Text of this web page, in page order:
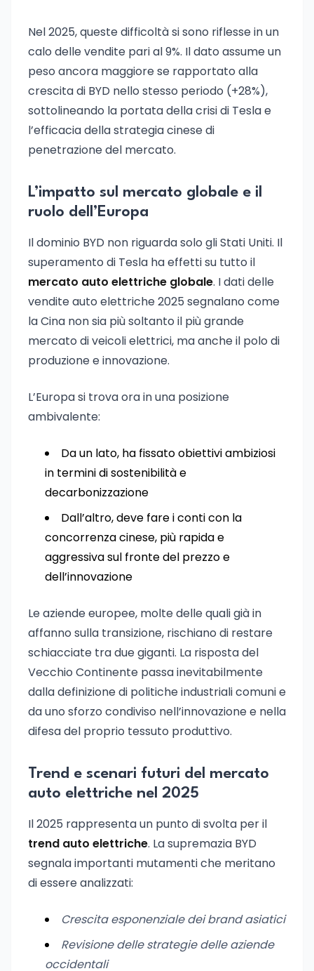
Nel 2025, queste difficoltà si sono riflesse in un
calo delle vendite pari al 9%. Il dato assume un
peso ancora maggiore se rapportato alla
crescita di BYD nello stesso periodo (+28%),
sottolineando la portata della crisi di Tesla e
l’efficacia della strategia cinese di
penetrazione del mercato.
L’impatto sul mercato globale e il
ruolo dell’Europa
Il dominio BYD non riguarda solo gli Stati Uniti. Il
superamento di Tesla ha effetti su tutto il
mercato auto elettriche globale. I dati delle
vendite auto elettriche 2025 segnalano come
la Cina non sia più soltanto il più grande
mercato di veicoli elettrici, ma anche il polo di
produzione e innovazione.
L’Europa si trova ora in una posizione
ambivalente:
Da un lato, ha fissato obiettivi ambiziosi
in termini di sostenibilità e
decarbonizzazione
Dall’altro, deve fare i conti con la
concorrenza cinese, più rapida e
aggressiva sul fronte del prezzo e
dell’innovazione
Le aziende europee, molte delle quali già in
affanno sulla transizione, rischiano di restare
schiacciate tra due giganti. La risposta del
Vecchio Continente passa inevitabilmente
dalla definizione di politiche industriali comuni e
da uno sforzo condiviso nell’innovazione e nella
difesa del proprio tessuto produttivo.
Trend e scenari futuri del mercato
auto elettriche nel 2025
Il 2025 rappresenta un punto di svolta per il
trend auto elettriche. La supremazia BYD
segnala importanti mutamenti che meritano
di essere analizzati:
Crescita esponenziale dei brand asiatici
Revisione delle strategie delle aziende
occidentali